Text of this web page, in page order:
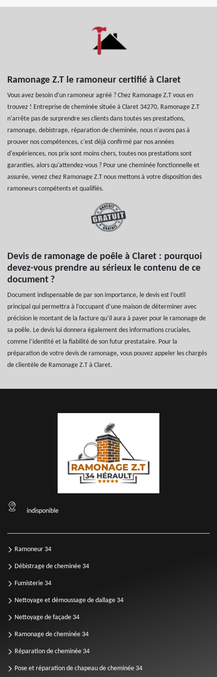
Ramonage Z.T le ramoneur certifié à Claret
Vous avez besoin d'un ramoneur agréé ? Chez Ramonage Z.T vous en
trouvez ! Entreprise de cheminée située à Claret 34270, Ramonage Z.T
n'arrête pas de surprendre ses clients dans toutes ses prestations,
ramonage, debistrage, réparation de cheminée, nous n'avons pas à
prouver nos compétences, c'est déjà confirmé par nos années
d'expériences, nos prix sont moins chers, toutes nos prestations sont
garanties, alors qu'attendez-vous ? Pour une cheminée fonctionnelle et
assurée, venez chez Ramonage Z.T nous mettons à votre disposition des
ramoneurs compétents et qualifiés.
Devis de ramonage de poêle à Claret : pourquoi
devez-vous prendre au sérieux le contenu de ce
document ?
Document indispensable de par son importance, le devis est l’outil
principal qui permettra à l’occupant d’une maison de déterminer avec
précision le montant de la facture qu’il aura à payer pour le ramonage de
sa poêle. Le devis lui donnera également des informations cruciales,
comme l’identité et la fiabilité de son futur prestataire. Pour la
préparation de votre devis de ramonage, vous pouvez appeler les chargés
de clientèle de Ramonage Z.T à Claret.
indisponible
Ramoneur 34
Débistrage de cheminée 34
Fumisterie 34
Nettoyage et démoussage de dallage 34
Nettoyage de façade 34
Ramonage de cheminée 34
Réparation de cheminée 34
Pose et réparation de chapeau de cheminée 34